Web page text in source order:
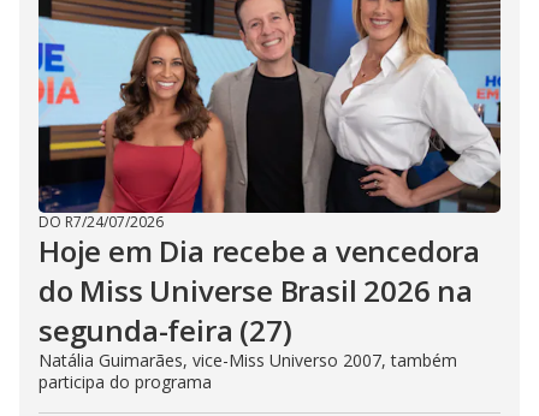
DO R7/24/07/2026
Hoje em Dia recebe a vencedora
do Miss Universe Brasil 2026 na
segunda-feira (27)
Natália Guimarães, vice-Miss Universo 2007, também
participa do programa